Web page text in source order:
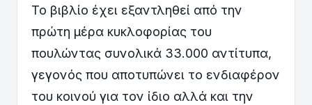
Το βιβλίο έχει εξαντληθεί από την
πρώτη μέρα κυκλοφορίας του
πουλώντας συνολικά 33.000 αντίτυπα,
γεγονός που αποτυπώνει το ενδιαφέρον
του κοινού για τον ίδιο αλλά και την